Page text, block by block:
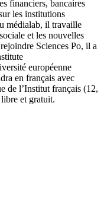
financiers, bancaires
les institutions
médialab, il travaille
et les nouvelles
Sciences Po, il a
européenne
en français avec
de l’Institut français (12,
et gratuit.